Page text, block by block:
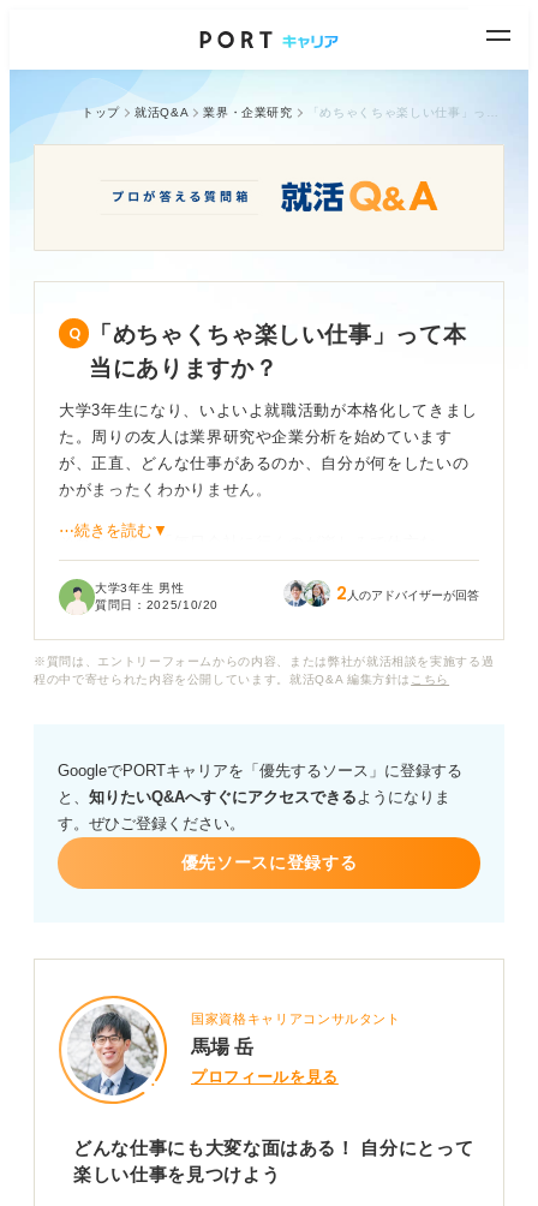
トップ 就活Q&A 業界・企業研究
「めちゃくちゃ楽しい仕事」って本
当にありますか？
大学3年生になり、いよいよ就職活動が本格化してきまし
た。周りの友人は業界研究や企業分析を始めています
が、正直、どんな仕事があるのか、自分が何をしたいの
かがまったくわかりません。
それよりも、「毎日会社に行くのが楽しみで仕方な
い！」と思えるような、そんな仕事って世の中にあるの
もちろん、楽な仕事なんてないとは思いますが、もし
また、そういう仕事を見つけるためには、どんな考え方
や行動をすれば良いのでしょうか？ 何かヒントがあれば
教えてください。
⋯続きを読む▼
大学3年生 男性
質問日： 2025/10/20 2 人のアドバイザーが回答
※質問は、エントリーフォームからの内容、または弊社が就活相談を実施する過
程の中で寄せられた内容を公開しています。就活Q&A 編集方針は こちら
GoogleでPORTキャリアを「優先するソース」に登録する
と、 知りたいQ&Aへすぐにアクセスできるようになりま
す。ぜひご登録ください。
優先ソースに登録する
国家資格キャリアコンサルタント
馬場 岳
プロフィールを見る
どんな仕事にも大変な面はある！ 自分にとって
楽しい仕事を見つけよう